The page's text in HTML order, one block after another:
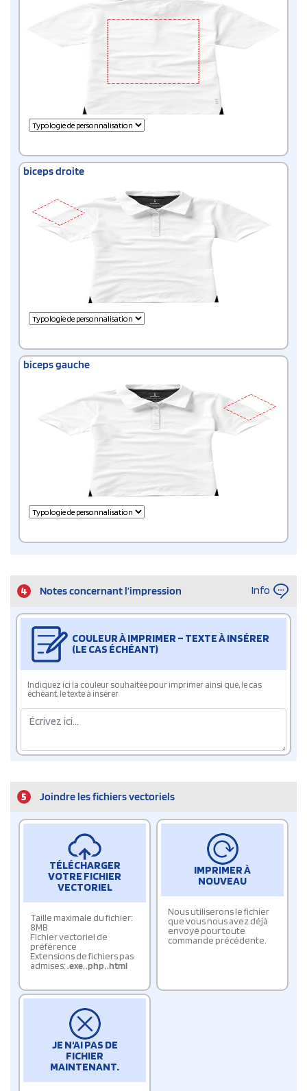
biceps droite
biceps gauche
4 Notes concernant l’impression Info
COULEUR À IMPRIMER – TEXTE À INSÉRER
(LE CAS ÉCHÉANT)
Indiquez ici la couleur souhaitée pour imprimer ainsi que, le cas
échéant, le texte à insérer
5 Joindre les fichiers vectoriels
TÉLÉCHARGER
VOTRE FICHIER
VECTORIEL
Taille maximale du fichier:
8MB
Fichier vectoriel de
préférence
Extensions de fichiers pas
admises:.exe,.php,.html
IMPRIMER À
NOUVEAU
Nous utiliserons le fichier
que vous nous avez déjà
envoyé pour toute
commande précédente.
JE N'AI PAS DE
FICHIER
MAINTENANT.